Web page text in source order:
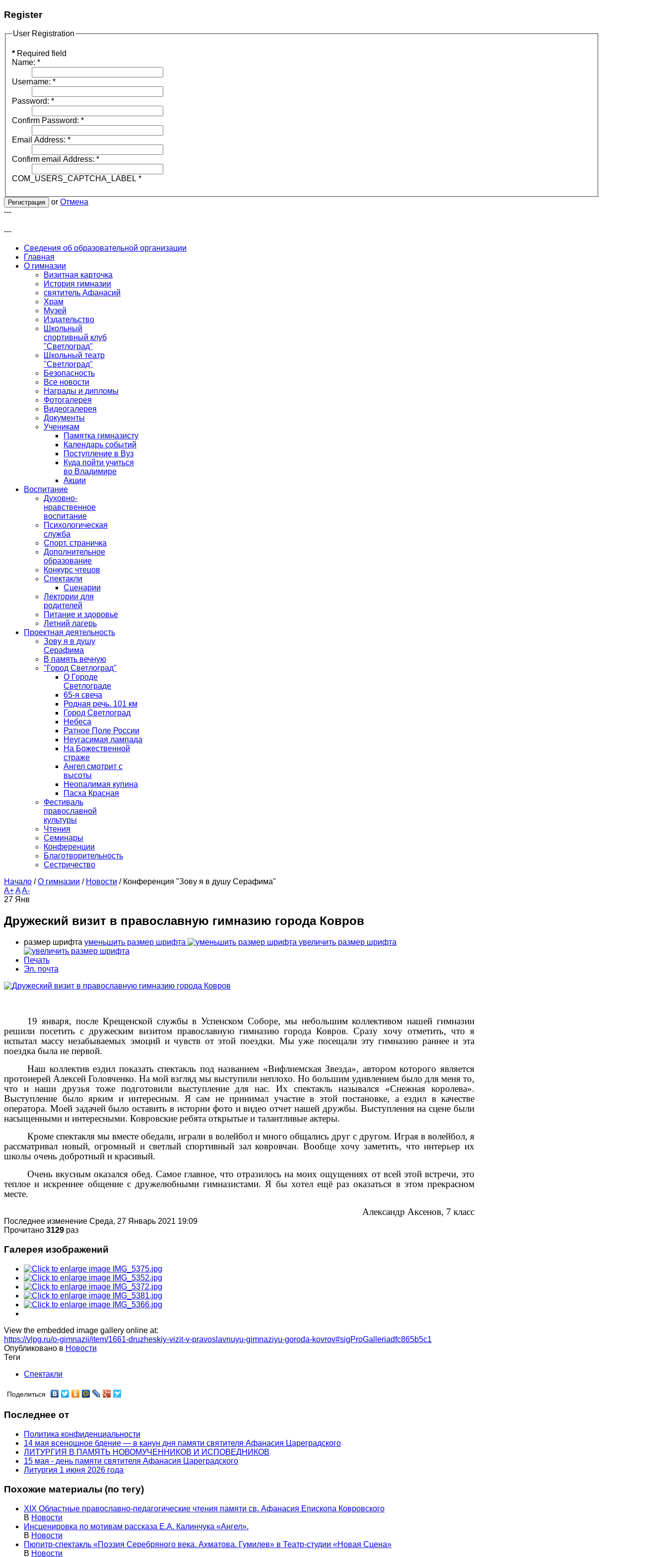
Register
User Registration
* Required field
Name: *
Username: *
Password: *
Confirm Password: *
Email Address: *
Confirm email Address: *
COM_USERS_CAPTCHA_LABEL *
Регистрация or Отмена
---
---
Сведения об образовательной организации
Главная
О гимназии
Визитная карточка
История гимназии
святитель Афанасий
Храм
Музей
Издательство
Школьный
спортивный клуб
"Светлоград"
Школьный театр
"Светлоград"
Безопасность
Все новости
Награды и дипломы
Фотогалерея
Видеогалерея
Документы
Ученикам
Памятка гимназисту
Календарь событий
Поступление в Вуз
Куда пойти учиться
во Владимире
Акции
Воспитание
Духовно-
нравственное
воспитание
Психологическая
служба
Спорт. страничка
Дополнительное
образование
Конкурс чтецов
Спектакли
Сценарии
Лектории для
родителей
Питание и здоровье
Летний лагерь
Проектная деятельность
Зову я в душу
Серафима
В память вечную
"Город Светлоград"
О Городе
Светлограде
65-я свеча
Родная речь. 101 км
Город Светлоград
Небеса
Ратное Поле России
Неугасимая лампада
На Божественной
страже
Ангел смотрит с
высоты
Неопалимая купина
Пасха Красная
Фестиваль
православной
культуры
Чтения
Семинары
Конференции
Благотворительность
Сестричество
Начало / О гимназии / Новости / Конференция "Зову я в душу Серафима"
A+AA-
27 Янв
Дружеский визит в православную гимназию города Ковров
размер шрифта уменьшить размер шрифта увеличить размер шрифта
Печать
Эл. почта
19 января, после Крещенской службы в Успенском Соборе, мы небольшим коллективом нашей гимназии
решили посетить с дружеским визитом православную гимназию города Ковров. Сразу хочу отметить, что я
испытал массу незабываемых эмоций и чувств от этой поездки. Мы уже посещали эту гимназию раннее и эта
поездка была не первой.
Наш коллектив ездил показать спектакль под названием «Вифлиемская Звезда», автором которого является
протоиерей Алексей Головченко. На мой взгляд мы выступили неплохо. Но большим удивлением было для меня то,
что и наши друзья тоже подготовили выступление для нас. Их спектакль назывался «Снежная королева».
Выступление было ярким и интересным. Я сам не принимал участие в этой постановке, а ездил в качестве
оператора. Моей задачей было оставить в истории фото и видео отчет нашей дружбы. Выступления на сцене были
насыщенными и интересными. Ковровские ребята открытые и талантливые актеры.
Кроме спектакля мы вместе обедали, играли в волейбол и много общались друг с другом. Играя в волейбол, я
рассматривал новый, огромный и светлый спортивный зал ковровчан. Вообще хочу заметить, что интерьер их
школы очень добротный и красивый.
Очень вкусным оказался обед. Самое главное, что отразилось на моих ощущениях от всей этой встречи, это
теплое и искреннее общение с дружелюбными гимназистами. Я бы хотел ещё раз оказаться в этом прекрасном
месте.
Александр Аксенов, 7 класс
Последнее изменение Среда, 27 Январь 2021 19:09
Прочитано 3129 раз
Галерея изображений
View the embedded image gallery online at:
https://vlpg.ru/o-gimnazii/item/1661-druzheskiy-vizit-v-pravoslavnuyu-gimnaziyu-goroda-kovrov#sigProGalleriadfc865b5c1
Опубликовано в Новости
Теги
Спектакли
Поделиться
Последнее от
Политика конфиденциальности
14 мая всенощное бдение — в канун дня памяти святителя Афанасия Цареградского
ЛИТУРГИЯ В ПАМЯТЬ НОВОМУЧЕННИКОВ И ИСПОВЕДНИКОВ
15 мая - день памяти святителя Афанасия Цареградского
Литургия 1 июня 2026 года
Похожие материалы (по тегу)
XIX Областные православно-педагогические чтения памяти св. Афанасия Епископа Ковровского
В Новости
Инсценировка по мотивам рассказа Е.А. Калинчука «Ангел».
В Новости
Пюпитр-спектакль «Поэзия Серебряного века. Ахматова. Гумилев» в Театр-студии «Новая Сцена»
В Новости